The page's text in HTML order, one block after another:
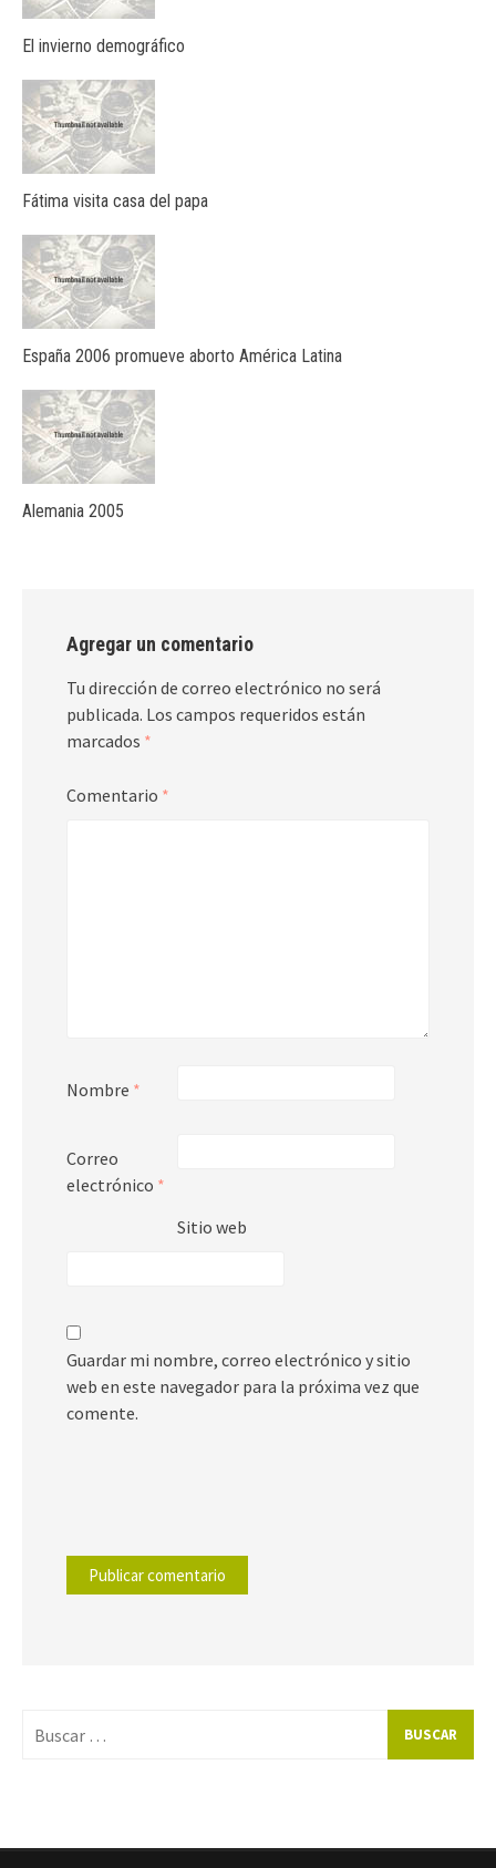
El invierno demográfico
Fátima visita casa del papa
España 2006 promueve aborto América Latina
Alemania 2005
Agregar un comentario
Tu dirección de correo electrónico no será
publicada. Los campos requeridos están
marcados *
Comentario *
Nombre *
Correo
electrónico *
Sitio web
Guardar mi nombre, correo electrónico y sitio
web en este navegador para la próxima vez que
comente.
por: